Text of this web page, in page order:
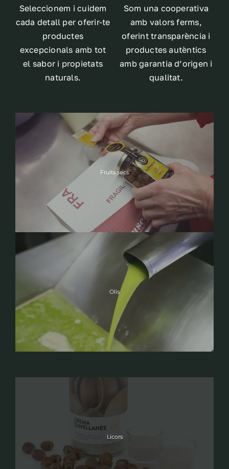
Seleccionem i cuidem
cada detall per oferir-te
productes
excepcionals amb tot
el sabor i propietats
naturals.
Som una cooperativa
amb valors ferms,
oferint transparència i
productes autèntics
amb garantia d’origen i
qualitat.
Fruits secs
Olis
Licors